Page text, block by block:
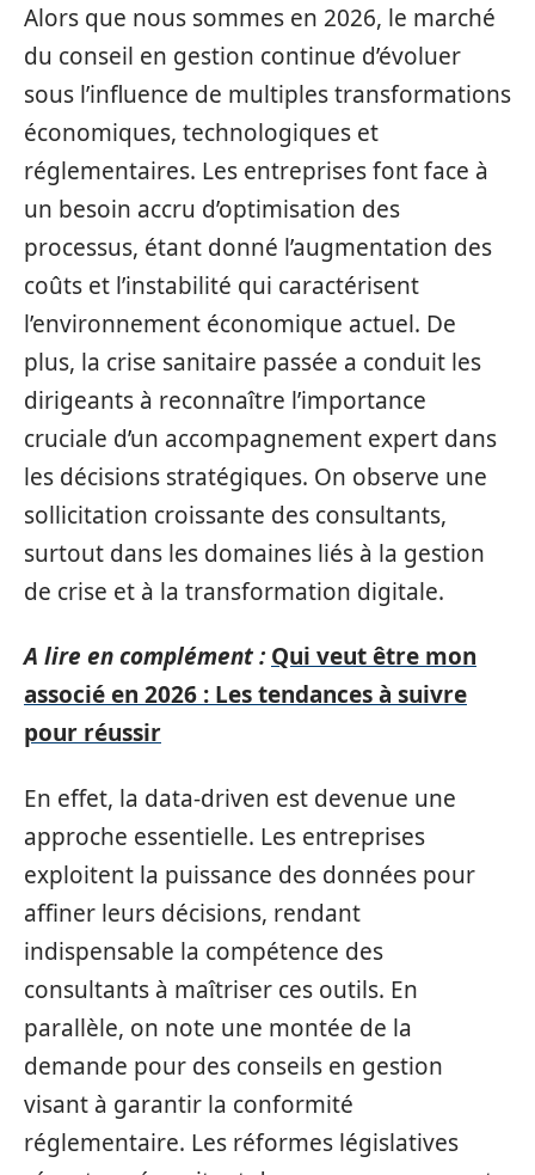
Alors que nous sommes en 2026, le marché
du conseil en gestion continue d’évoluer
sous l’influence de multiples transformations
économiques, technologiques et
réglementaires. Les entreprises font face à
un besoin accru d’optimisation des
processus, étant donné l’augmentation des
coûts et l’instabilité qui caractérisent
l’environnement économique actuel. De
plus, la crise sanitaire passée a conduit les
dirigeants à reconnaître l’importance
cruciale d’un accompagnement expert dans
les décisions stratégiques. On observe une
sollicitation croissante des consultants,
surtout dans les domaines liés à la gestion
de crise et à la transformation digitale.
A lire en complément : Qui veut être mon
associé en 2026 : Les tendances à suivre
pour réussir
En effet, la data-driven est devenue une
approche essentielle. Les entreprises
exploitent la puissance des données pour
affiner leurs décisions, rendant
indispensable la compétence des
consultants à maîtriser ces outils. En
parallèle, on note une montée de la
demande pour des conseils en gestion
visant à garantir la conformité
réglementaire. Les réformes législatives